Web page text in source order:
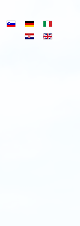
Izberite vaš jezik